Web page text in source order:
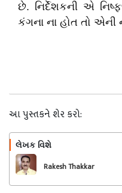
છે. નિર્દેશકની એ
કંગના ના હોત તો એની
આ પુસ્તકને શેર કરો:
લેખક વિશે
Rakesh Thakkar